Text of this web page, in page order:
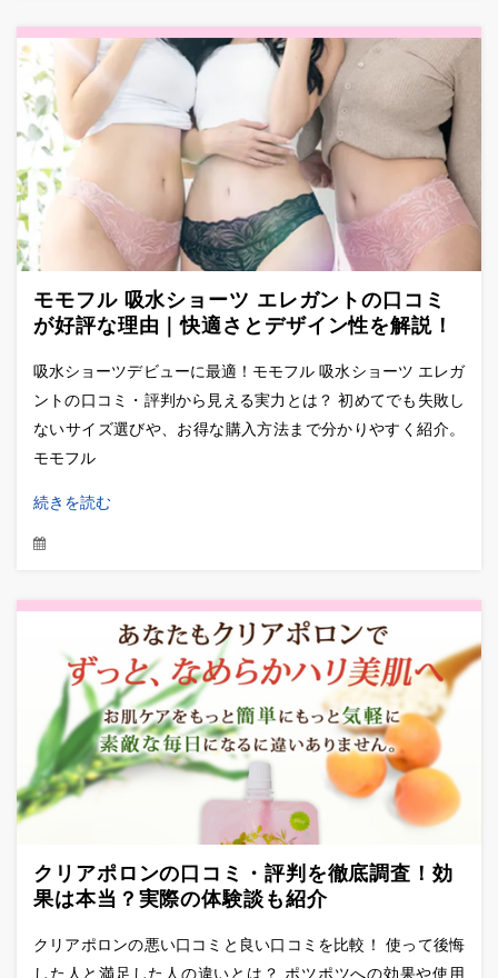
モモフル 吸水ショーツ エレガントの口コミ
が好評な理由｜快適さとデザイン性を解説！
吸水ショーツデビューに最適！モモフル 吸水ショーツ エレガ
ントの口コミ・評判から見える実力とは？ 初めてでも失敗し
ないサイズ選びや、お得な購入方法まで分かりやすく紹介。
モモフル
続きを読む
クリアポロンの口コミ・評判を徹底調査！効
果は本当？実際の体験談も紹介
クリアポロンの悪い口コミと良い口コミを比較！ 使って後悔
した人と満足した人の違いとは？ ポツポツへの効果や使用